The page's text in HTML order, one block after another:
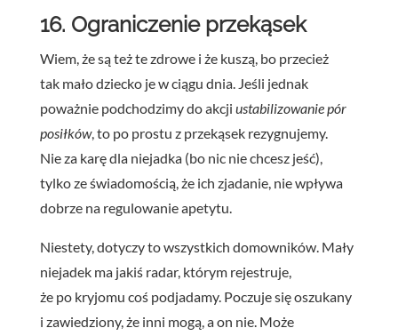
16. Ograniczenie przekąsek
Wiem, że są też te zdrowe i że kuszą, bo przecież
tak mało dziecko je w ciągu dnia. Jeśli jednak
poważnie podchodzimy do akcji ustabilizowanie pór
posiłków, to po prostu z przekąsek rezygnujemy.
Nie za karę dla niejadka (bo nic nie chcesz jeść),
tylko ze świadomością, że ich zjadanie, nie wpływa
dobrze na regulowanie apetytu.
Niestety, dotyczy to wszystkich domowników. Mały
niejadek ma jakiś radar, którym rejestruje,
że po kryjomu coś podjadamy. Poczuje się oszukany
i zawiedziony, że inni mogą, a on nie. Może